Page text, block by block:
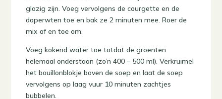
glazig zijn. Voeg vervolgens de courgette en de
doperwten toe en bak ze 2 minuten mee. Roer de
mix af en toe om.
Voeg kokend water toe totdat de groenten
helemaal onderstaan (zo’n 400 – 500 ml). Verkruimel
het bouillonblokje boven de soep en laat de soep
vervolgens op laag vuur 10 minuten zachtjes
bubbelen.